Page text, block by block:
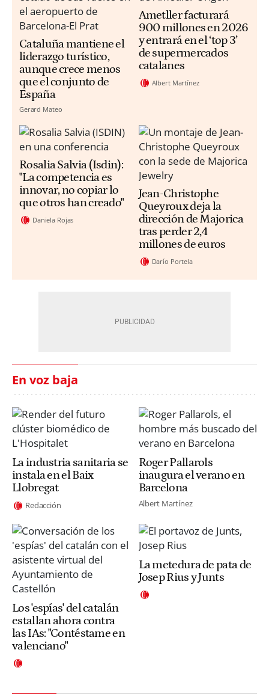
Cataluña mantiene el
liderazgo turístico,
aunque crece menos
que el conjunto de
España
Gerard Mateo
Ametller facturará
900 millones en 2026
y entrará en el ‘top 3’
de supermercados
catalanes
Albert Martínez
Rosalia Salvia (Isdin):
"La competencia es
innovar, no copiar lo
que otros han creado"
Daniela Rojas
Jean-Christophe
Queyroux deja la
dirección de Majorica
tras perder 2,4
millones de euros
Darío Portela
En voz baja
La industria sanitaria se
instala en el Baix
Llobregat
Redacción
Roger Pallarols
inaugura el verano en
Barcelona
Albert Martínez
Los 'espías' del catalán
estallan ahora contra
las IAs: "Contéstame en
valenciano"
La metedura de pata de
Josep Rius y Junts